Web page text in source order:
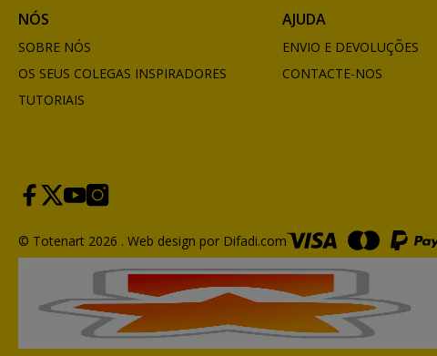
NÓS
SOBRE NÓS
OS SEUS COLEGAS INSPIRADORES
TUTORIAIS
AJUDA
ENVIO E DEVOLUÇÕES
CONTACTE-NOS
© Totenart 2026 . Web design por Difadi.com